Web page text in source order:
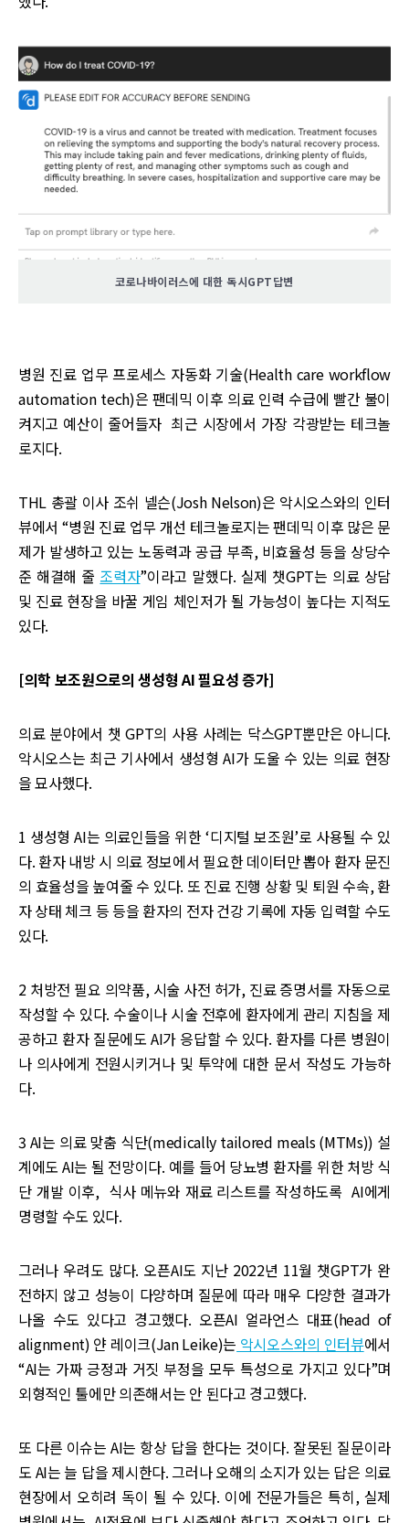
코로나바이러스에 대한 독시GPT답변
병원 진료 업무 프로세스 자동화 기술(Health care workflow
automation tech)은 팬데믹 이후 의료 인력 수급에 빨간 불이
켜지고 예산이 줄어들자 최근 시장에서 가장 각광받는 테크놀
로지다.
THL 총괄 이사 조쉬 넬슨(Josh Nelson)은 악시오스와의 인터
뷰에서 “병원 진료 업무 개선 테크놀로지는 팬데믹 이후 많은 문
제가 발생하고 있는 노동력과 공급 부족, 비효율성 등을 상당수
준 해결해 줄 조력자”이라고 말했다. 실제 챗GPT는 의료 상담
및 진료 현장을 바꿀 게임 체인저가 될 가능성이 높다는 지적도
있다.
[의학 보조원으로의 생성형 AI 필요성 증가]
의료 분야에서 챗 GPT의 사용 사례는 닥스GPT뿐만은 아니다.
악시오스는 최근 기사에서 생성형 AI가 도울 수 있는 의료 현장
을 묘사했다.
1 생성형 AI는 의료인들을 위한 ‘디지털 보조원’로 사용될 수 있
다. 환자 내방 시 의료 정보에서 필요한 데이터만 뽑아 환자 문진
의 효율성을 높여줄 수 있다. 또 진료 진행 상황 및 퇴원 수속, 환
자 상태 체크 등 등을 환자의 전자 건강 기록에 자동 입력할 수도
있다.
2 처방전 필요 의약품, 시술 사전 허가, 진료 증명서를 자동으로
작성할 수 있다. 수술이나 시술 전후에 환자에게 관리 지침을 제
공하고 환자 질문에도 AI가 응답할 수 있다. 환자를 다른 병원이
나 의사에게 전원시키거나 및 투약에 대한 문서 작성도 가능하
다.
3 AI는 의료 맞춤 식단(medically tailored meals (MTMs)) 설
계에도 AI는 될 전망이다. 예를 들어 당뇨병 환자를 위한 처방 식
단 개발 이후, 식사 메뉴와 재료 리스트를 작성하도록 AI에게
명령할 수도 있다.
그러나 우려도 많다. 오픈AI도 지난 2022년 11월 챗GPT가 완
전하지 않고 성능이 다양하며 질문에 따라 매우 다양한 결과가
나올 수도 있다고 경고했다. 오픈AI 얼라언스 대표(head of
alignment) 얀 레이크(Jan Leike)는 악시오스와의 인터뷰에서
“AI는 가짜 긍정과 거짓 부정을 모두 특성으로 가지고 있다”며
외형적인 툴에만 의존해서는 안 된다고 경고했다.
또 다른 이슈는 AI는 항상 답을 한다는 것이다. 잘못된 질문이라
도 AI는 늘 답을 제시한다. 그러나 오해의 소지가 있는 답은 의료
현장에서 오히려 독이 될 수 있다. 이에 전문가들은 특히, 실제